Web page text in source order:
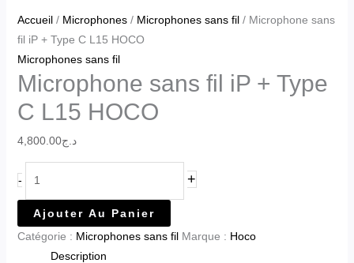
Accueil/ Microphones/ Microphones sans fil/ Microphone sans
fil iP + Type C L15 HOCO
Microphones sans fil
Microphone sans fil iP + Type
C L15 HOCO
د.ج4,800.00
- +
Ajouter Au Panier
Catégorie : Microphones sans fil Marque : Hoco
Description